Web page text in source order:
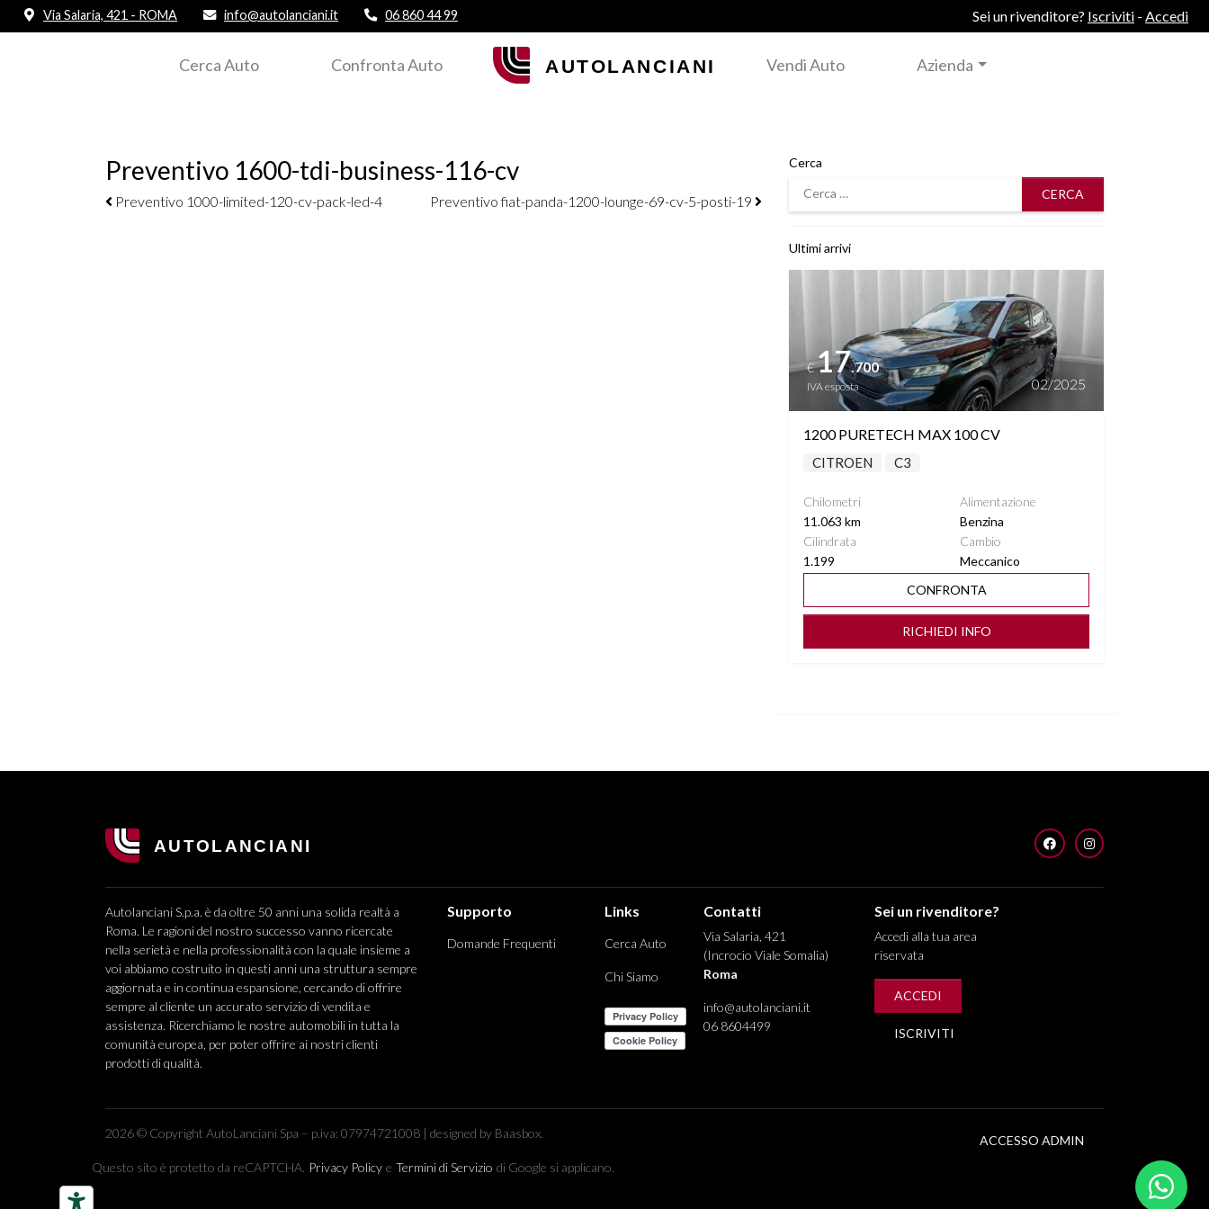
Via Salaria, 421 - ROMA info@autolanciani.it 06 860 44 99 Sei un rivenditore? Iscriviti - Accedi
Cerca Auto Confronta Auto Vendi Auto Azienda
Preventivo 1600-tdi-business-116-cv
Navigazione elementi
Preventivo 1000-limited-120-cv-pack-led-4 Preventivo fiat-panda-1200-lounge-69-cv-5-posti-19
Cerca
Cerca
Ultimi arrivi
Vedi dettagli
€17.700
IVA esposta 02/2025
1200 PURETECH MAX 100 CV
CITROEN C3
Chilometri
11.063 km
Alimentazione
Benzina
Cilindrata
1.199
Cambio
Meccanico
CONFRONTA
RICHIEDI INFO
FACEBOOKINSTAGRAM
Autolanciani S.p.a. è da oltre 50 anni una solida realtà a
Roma. Le ragioni del nostro successo vanno ricercate
nella serietà e nella professionalità con la quale insieme a
voi abbiamo costruito in questi anni una struttura sempre
aggiornata e in continua espansione, cercando di offrire
sempre al cliente un accurato servizio di vendita e
assistenza. Ricerchiamo le nostre automobili in tutta la
comunità europea, per poter offrire ai nostri clienti
prodotti di qualità.
Supporto
Domande Frequenti
Links
Cerca Auto
Chi Siamo
Contatti
Via Salaria, 421
(Incrocio Viale Somalia)
Roma
info@autolanciani.it
06 8604499
Sei un rivenditore?
Accedi alla tua area
riservata
ACCEDI
ISCRIVITI
2026 © Copyright AutoLanciani Spa – p.iva: 07974721008 | designed by Baasbox.
ACCESSO ADMIN
Questo sito è protetto da reCAPTCHA. Privacy Policy e Termini di Servizio di Google si applicano.